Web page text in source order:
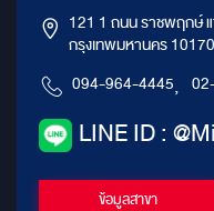
121 1 ถนน ราชพฤกษ์
กรุงเทพมหานคร 10170
094-964-4445,
LINE ID :
ข้อมูลสาขา